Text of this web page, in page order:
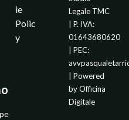
ie
Polic
y
Legale TMC
| P. IVA:
01643680620
| PEC:
| Powered
byOfficina
Digitale